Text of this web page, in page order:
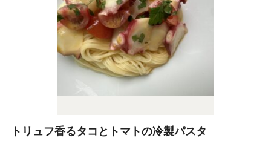
トリュフ香るタコとトマトの冷製パスタ